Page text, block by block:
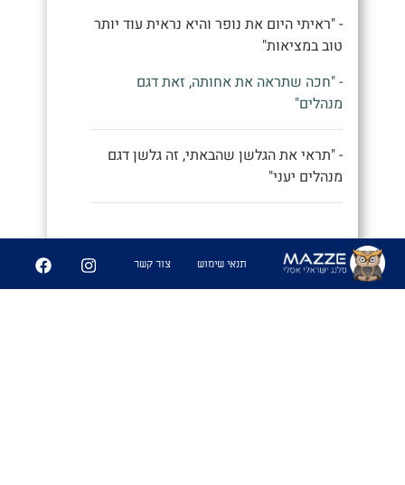
- "ראיתי היום את נופר והיא נראית עוד יותר
טוב במציאות"
- "חכה שתראה את אחותה, זאת דגם
מנהלים"
- "תראי את הגלשן שהבאתי, זה גלשן דגם
מנהלים יעני"
תנאי שימוש צור קשר